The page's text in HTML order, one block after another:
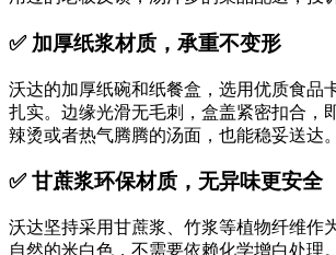
✅ 加厚纸浆材质，承重不变形
沃达的加厚纸碗和纸餐盒，选用优质食品
扎实。边缘光滑无毛刺，盒盖紧密扣合，
辣烫或者热气腾腾的汤面，也能稳妥送达。
✅ 甘蔗浆环保材质，无异味更安全
沃达坚持采用甘蔗浆、竹浆等植物纤维作
自然的米白色，不需要依赖化学增白处理